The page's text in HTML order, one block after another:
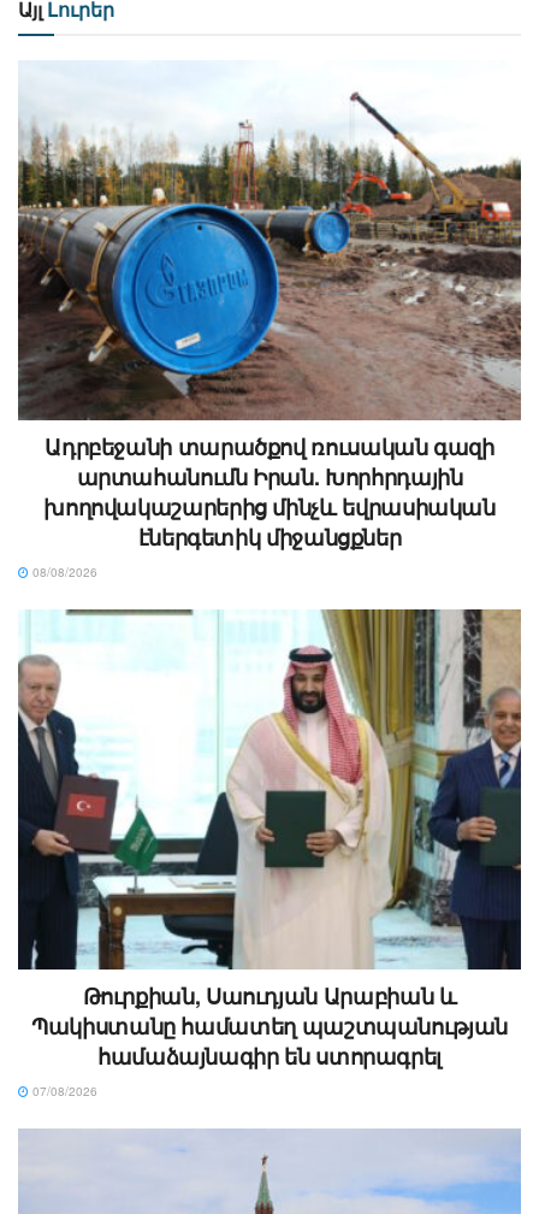
Այլ Լուրեր
Ադրբեջանի տարածքով ռուսական գազի
արտահանումն Իրան. Խորհրդային
խողովակաշարերից մինչև եվրասիական
էներգետիկ միջանցքներ
08/08/2026
Թուրքիան, Սաուդյան Արաբիան և
Պակիստանը համատեղ պաշտպանության
համաձայնագիր են ստորագրել
07/08/2026